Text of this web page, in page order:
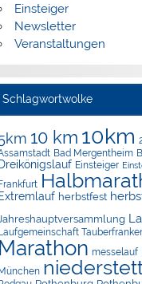
Einsteiger
Newsletter
Veranstaltungen
Schlagwortwolke
10 km 10km
Bad Mergentheim
Einsteiger
Frankfurt
Extremlauf herbstfest
Laufgemeinschaft
Marathon messelauf